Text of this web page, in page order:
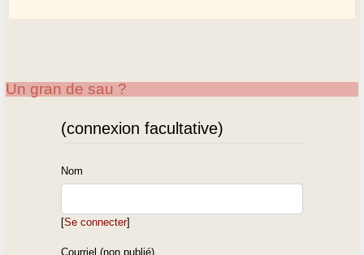
Un gran de sau ?
(connexion facultative)
Nom
[Se connecter]
Courriel (non publié)